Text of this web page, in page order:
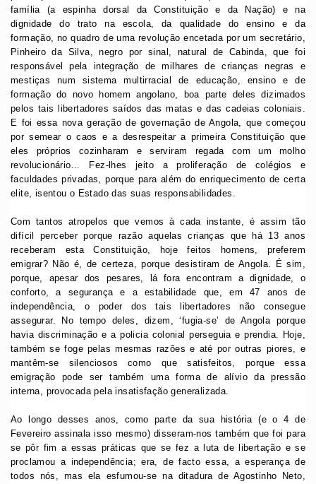
família (a espinha dorsal da Constituição e da Nação) e na
dignidade do trato na escola, da qualidade do ensino e da
formação, no quadro de uma revolução encetada por um secretário,
Pinheiro da Silva, negro por sinal, natural de Cabinda, que foi
responsável pela integração de milhares de crianças negras e
mestiças num sistema multirracial de educação, ensino e de
formação do novo homem angolano, boa parte deles dizimados
pelos tais libertadores saídos das matas e das cadeias coloniais.
E foi essa nova geração de governação de Angola, que começou
por semear o caos e a desrespeitar a primeira Constituição que
eles próprios cozinharam e serviram regada com um molho
revolucionário… Fez-lhes jeito a proliferação de colégios e
faculdades privadas, porque para além do enriquecimento de certa
elite, isentou o Estado das suas responsabilidades.
Com tantos atropelos que vemos à cada instante, é assim tão
difícil perceber porque razão aquelas crianças que há 13 anos
receberam esta Constituição, hoje feitos homens, preferem
emigrar? Não é, de certeza, porque desistiram de Angola. É sim,
porque, apesar dos pesares, lá fora encontram a dignidade, o
conforto, a segurança e a estabilidade que, em 47 anos de
independência, o poder dos tais libertadores não consegue
assegurar. No tempo deles, dizem, ‘fugia-se’ de Angola porque
havia discriminação e a policia colonial perseguia e prendia. Hoje,
também se foge pelas mesmas razões e até por outras piores, e
mantêm-se silenciosos como que satisfeitos, porque essa
emigração pode ser também uma forma de alívio da pressão
interna, provocada pela insatisfação generalizada.
Ao longo desses anos, como parte da sua história (e o 4 de
Fevereiro assinala isso mesmo) disseram-nos também que foi para
se pôr fim a essas práticas que se fez a luta de libertação e se
proclamou a independência; era, de facto essa, a esperança de
todos nós, mas ela esfumou-se na ditadura de Agostinho Neto,